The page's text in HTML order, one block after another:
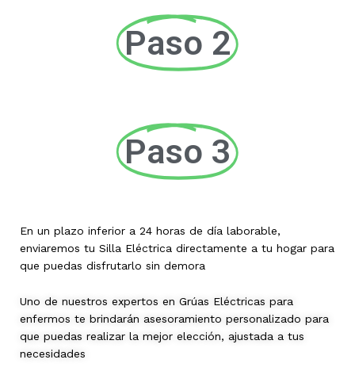
Paso 2
Paso 3
En un plazo inferior a 24 horas de día laborable,
enviaremos tu Silla Eléctrica directamente a tu hogar para
que puedas disfrutarlo sin demora
Uno de nuestros expertos en Grúas Eléctricas para
enfermos te brindarán asesoramiento personalizado para
que puedas realizar la mejor elección, ajustada a tus
necesidades